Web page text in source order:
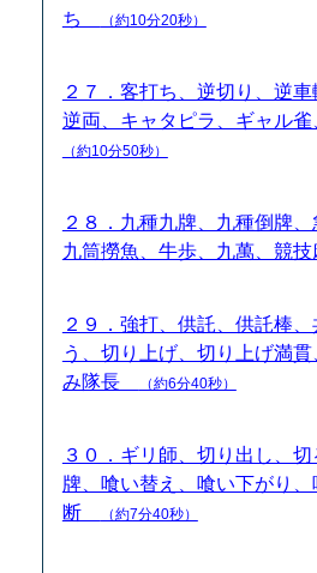
ち
（約10分20秒）
２７．客打ち、逆切り、逆車
逆両、キャタピラ、ギャル
（約10分50秒）
２８．九種九牌、九種倒牌、
九筒撈魚、牛歩、九萬、競
２９．強打、供託、供託棒
う、切り上げ、切り上げ満
み隊長
（約6分40秒）
３０．ギリ師、切り出し、
牌、喰い替え、喰い下がり
断
（約7分40秒）